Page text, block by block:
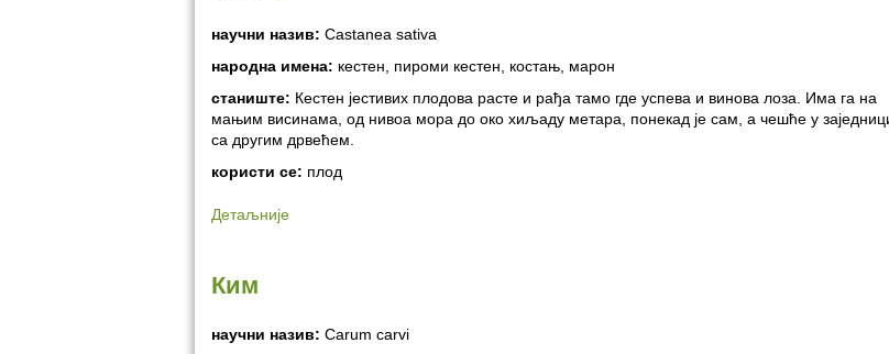
научни назив: Castanea sativa
народна имена: кестен, пироми кестен, костањ, марон
станиште: Кестен јестивих плодова расте и рађа тамо где успева и винова лоза. Има га на
мањим висинама, од нивоа мора до око хиљаду метара, понекад је сам, а чешће у
са другим дрвећем.
користи се: плод
Детаљније
Ким
научни назив: Carum carvi